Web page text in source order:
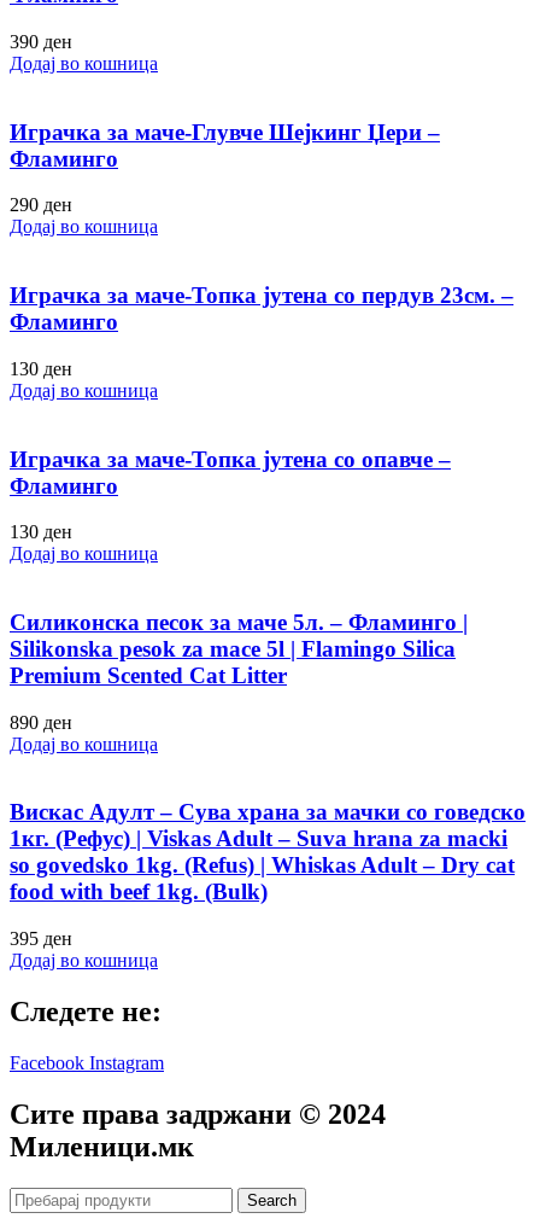
390 ден
Додај во кошница
Играчка за маче-Глувче Шејкинг Џери –
Фламинго
290 ден
Додај во кошница
Играчка за маче-Топка јутена со пердув 23см. –
Фламинго
130 ден
Додај во кошница
Играчка за маче-Топка јутена со опавче –
Фламинго
130 ден
Додај во кошница
Силиконска песок за маче 5л. – Фламинго |
Silikonska pesok za mace 5l | Flamingo Silica
Premium Scented Cat Litter
890 ден
Додај во кошница
Вискас Адулт – Сува храна за мачки со говедско
1кг. (Рефус) | Viskas Adult – Suva hrana za macki
so govedsko 1kg. (Refus) | Whiskas Adult – Dry cat
food with beef 1kg. (Bulk)
395 ден
Додај во кошница
Следете не:
Facebook Instagram
Сите права задржани © 2024
Mиленици.мк
Search